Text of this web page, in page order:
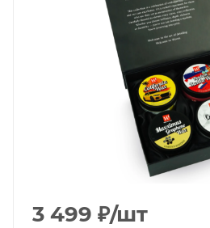
3 499 ₽/шт